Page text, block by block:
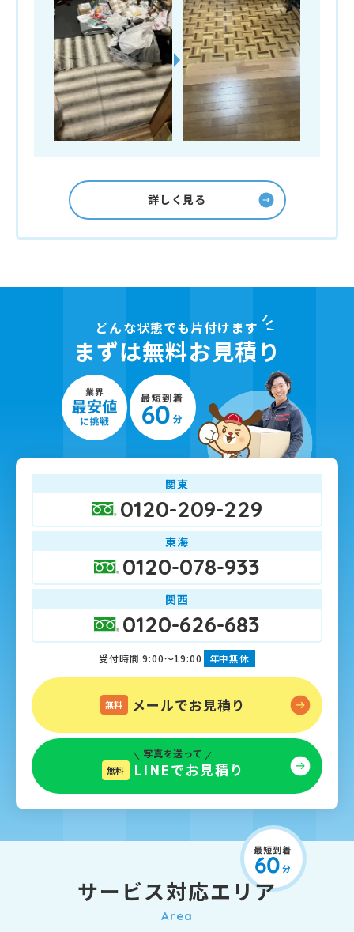
詳しく見る
どんな状態でも片付けます
まずは無料お見積り
関東
0120-209-229
東海
0120-078-933
関西
0120-626-683
受付時間 9:00～19:00 年中無休
無料 メールでお見積り
写真を送って
無料 LINEでお見積り
サービス対応エリア
Area